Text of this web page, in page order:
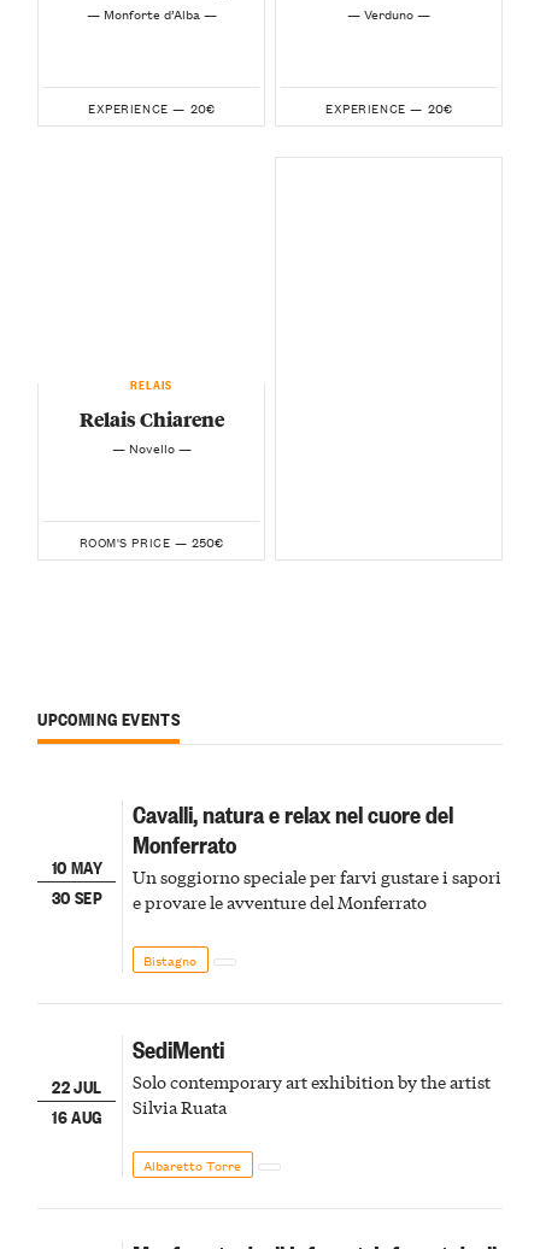
— Monforte d’Alba —
EXPERIENCE — 20€
— Verduno —
EXPERIENCE — 20€
RELAIS
Relais Chiarene
— Novello —
ROOM'S PRICE — 250€
UPCOMING EVENTS
10 MAY
30 SEP
Cavalli, natura e relax nel cuore del
Monferrato
Un soggiorno speciale per farvi gustare i sapori
e provare le avventure del Monferrato
Bistagno
22 JUL
16 AUG
SediMenti
Solo contemporary art exhibition by the artist
Silvia Ruata
Albaretto Torre